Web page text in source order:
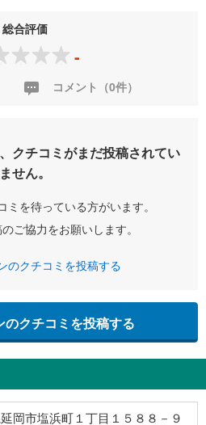
総合評価
-
コメント（0件）
クチコミがまだ投稿されてい
ません。
ミを待っている方がいます。
ご協力をお願いします。
のクチコミを投稿する
のクチコミを投稿する
岡市塩浜町１丁目１５８８－９